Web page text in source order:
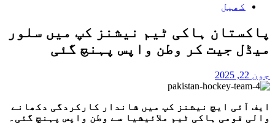
کھیل
پاکستان ہاکی ٹیم نیشنز کپ میں سلور
میڈل جیت کر وطن واپس پہنچ گئی
جون 22, 2025
ایف آئی ایچ نیشنز کپ میں شاندار کارکردگی دکھانے
والی قومی ہاکی ٹیم ملائیشیا سے وطن واپس پہنچ گئی۔